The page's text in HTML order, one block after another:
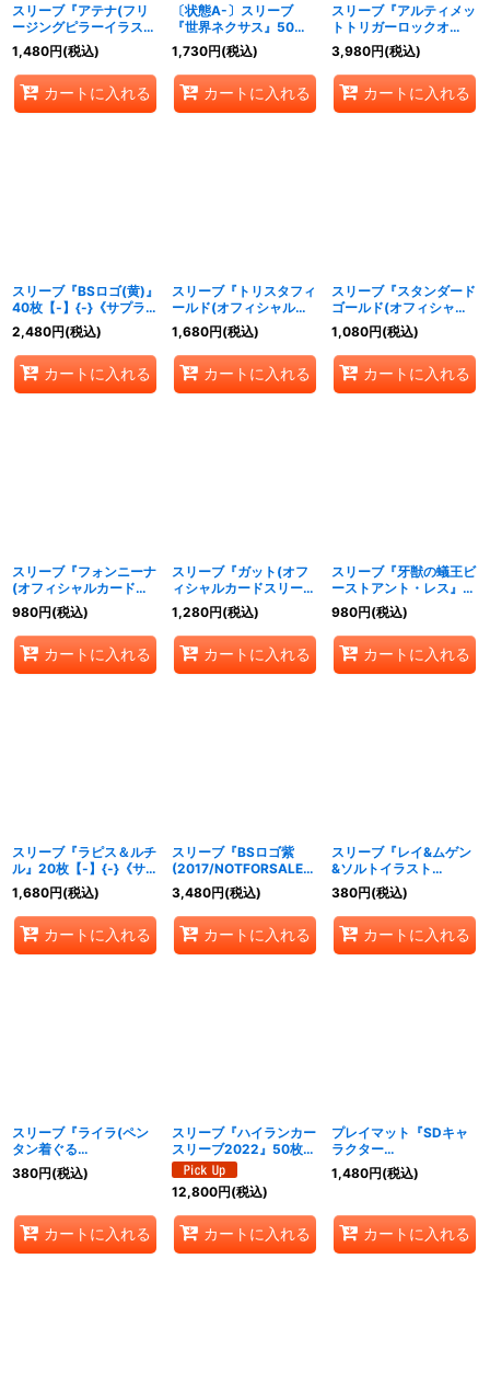
スリーブ『アテナ(フリ
ージングピラーイラス
ト)』80枚【-】{-}《サ
プライ》
1,480円(税込)
カートに入れる
〔状態A-〕スリーブ
『世界ネクサス』50枚
【-】{-}《サプライ》
1,730円(税込)
カートに入れる
スリーブ『アルティメッ
トトリガーロックオ
ン!』50枚【-】{-}《サ
プライ》
3,980円(税込)
カートに入れる
スリーブ『BSロゴ(黄)』
40枚【-】{-}《サプラ
イ》
2,480円(税込)
カートに入れる
スリーブ『トリスタフィ
ールド(オフィシャルカ
ードスリーブ2024)』
50枚【-】{-}《サプラ
イ》
1,680円(税込)
カートに入れる
スリーブ『スタンダード
ゴールド(オフィシャル
カードスリーブ2024)』
50枚【-】{-}《サプラ
イ》
1,080円(税込)
カートに入れる
スリーブ『フォンニーナ
(オフィシャルカードス
リーブ2024)』50枚
【-】{-}《サプライ》
980円(税込)
カートに入れる
スリーブ『ガット(オフ
ィシャルカードスリーブ
EX)』80枚【-】{-}《サ
プライ》
1,280円(税込)
カートに入れる
スリーブ『牙獣の蟻王ビ
ーストアント・レス』
50枚【-】{-}《サプラ
イ》
980円(税込)
カートに入れる
スリーブ『ラピス＆ルチ
ル』20枚【-】{-}《サプ
ライ》
1,680円(税込)
カートに入れる
スリーブ『BSロゴ紫
(2017/NOTFORSALE)
』40枚【-】{-}《サプラ
イ》
3,480円(税込)
カートに入れる
スリーブ『レイ&ムゲン
&ソルトイラスト
(BS65BOX購入特典)』
20枚【-】{-}《サプラ
イ》
380円(税込)
カートに入れる
スリーブ『ライラ(ペン
タン着ぐる
み/BS65BOX購入特
典)』20枚【-】{-}《サ
380円(税込)
カートに入れる
スリーブ『ハイランカー
スリーブ2022』50枚
【-】{-}《サプライ》
12,800円(税込)
カートに入れる
プレイマット『SDキャ
ラクター
(WILDBOUT)』【-】{-}
《サプライ》
1,480円(税込)
カートに入れる